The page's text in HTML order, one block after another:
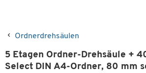
Ordnerdrehsäulen
5 Etagen Ordner-Drehsäule +
Select DIN A4-Ordner, 80 mm